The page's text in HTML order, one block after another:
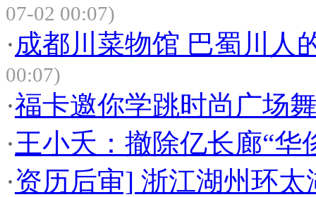
07-02 00:07)
·成都川菜物馆 巴蜀川人
00:07)
·福卡邀你学跳时尚广场
·王小夭：撤除亿长廊“
·资历后审] 浙江湖州环